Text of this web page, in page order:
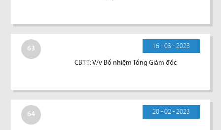
63 16 - 03 - 2023
CBTT: V/v Bổ nhiệm Tổng Giám đốc
64 20 - 02 - 2023